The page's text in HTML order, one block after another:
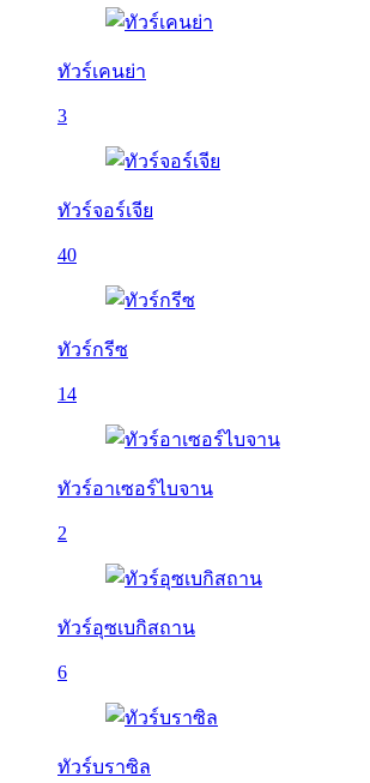
ทัวร์เคนย่า
3
ทัวร์จอร์เจีย
40
ทัวร์กรีซ
14
ทัวร์อาเซอร์ไบจาน
2
ทัวร์อุซเบกิสถาน
6
ทัวร์บราซิล